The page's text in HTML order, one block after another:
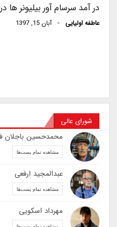
در آمد سرسام آور بیلیونر ها در
عاطفه اولیایی آبان 15, 1397
شورای عالی
محمدحسین باجلان
مشاهده تمام پست‌ها
عبدالمجید ارفعی
مشاهده تمام پست‌ها
مهرداد اسکویی